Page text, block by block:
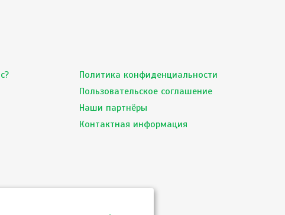
Политика конфиденциальности
Пользовательское соглашение
Наши партнёры
Контактная информация